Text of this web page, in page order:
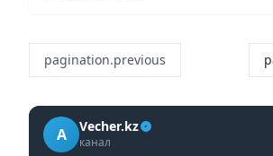
pagination.previous
A Vecher.kz
канал